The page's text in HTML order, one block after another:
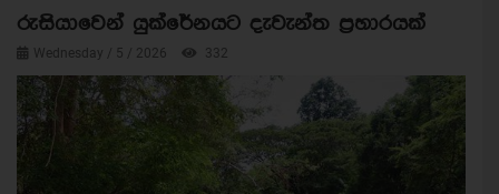
රුසියාවෙන් යුක්රේනයට දැවැන්ත ප්‍රහාරයක්
Wednesday / 5 / 2026 332